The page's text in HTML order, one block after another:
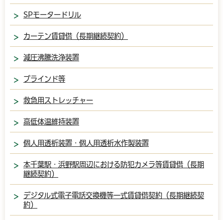
SPモータードリル
カーテン賃貸借（長期継続契約）
減圧沸騰洗浄装置
ブラインド等
救急用ストレッチャー
高低体温維持装置
個人用透析装置・個人用透析水作製装置
本千葉駅・浜野駅周辺における防犯カメラ等賃貸借（長期
継続契約）
デジタル式電子電話交換機等一式賃貸借契約（長期継続契
約）